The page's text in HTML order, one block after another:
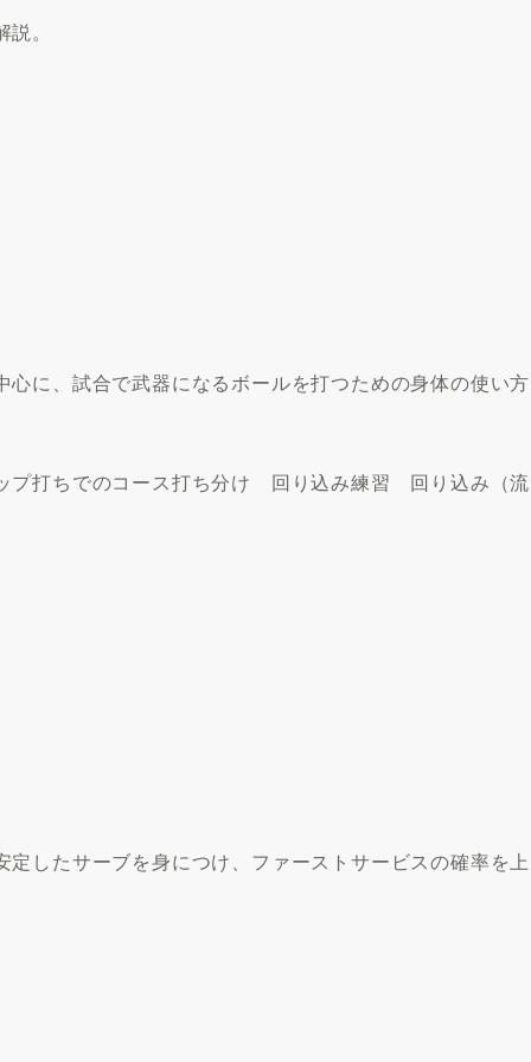
。
に、試合で武器になるボールを打つための身体の使い方
打ちでのコース打ち分け 回り込み練習 回り込み（流
したサーブを身につけ、ファーストサービスの確率を上